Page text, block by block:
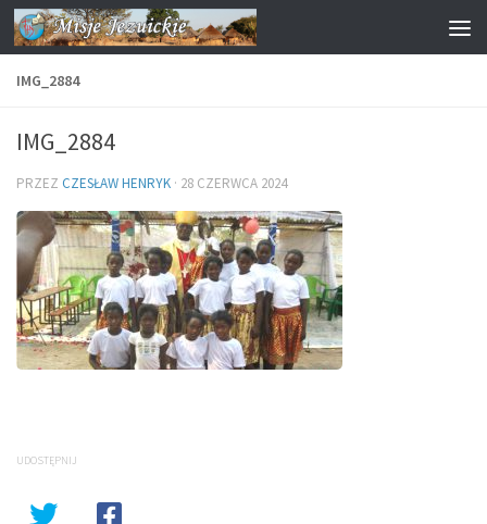
Przejdź do treści
IMG_2884
IMG_2884
PRZEZ CZESŁAW HENRYK · 28 CZERWCA 2024
UDOSTĘPNIJ